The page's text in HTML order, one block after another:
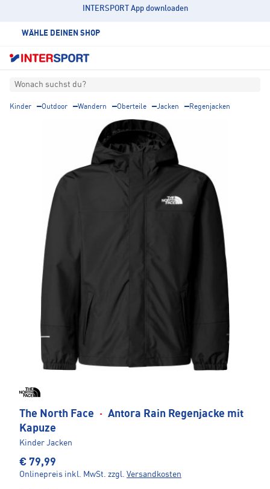
INTERSPORT App downloaden
WÄHLE DEINEN SHOP
Wonach suchst du?
Kinder Outdoor Wandern Oberteile Jacken Regenjacken
The North Face · Antora Rain Regenjacke mit
Kapuze
Kinder Jacken
€ 79,99
Onlinepreis inkl. MwSt. zzgl. Versandkosten